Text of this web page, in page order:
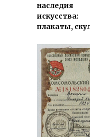
наследия
плакаты,